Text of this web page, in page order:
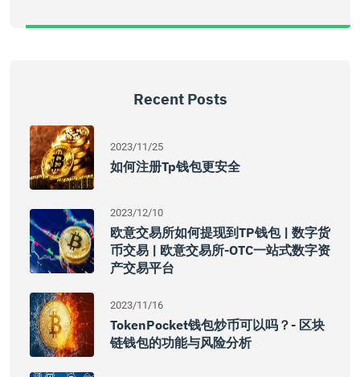
Recent Posts
2023/11/25
如何注册tp钱包更安全
2023/12/10
欧意交易所如何提现到TP钱包 | 数字货
币交易 | 欧意交易所-OTC一站式数字资
产交易平台
2023/11/16
TokenPocket钱包炒币可以吗？- 区块
链钱包的功能与风险分析